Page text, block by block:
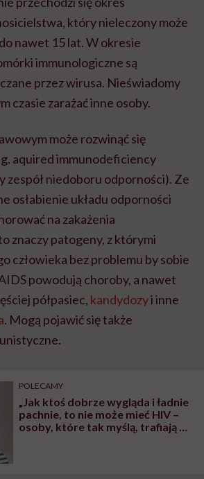
który nieleczony może
nawet 15 lat. W okresie
immunologiczne są
przez wirusa. Nieświadomy
czasie zarażać inne osoby.
może rozwinąć się
aquired immunodeficiency
zespół niedoboru odporności). Ze
osłabienie układu odporności
na zakażenia
znaczy patogeny, z którymi
człowieka bez problemu by sobie
powodują choroby, a nawet
półpasiec, kandydozyi inne
. Mogą pojawić się także
POLECAMY
„Jak ktoś dobrze wygląda i ładnie
pachnie, to nie może mieć HIV –
osoby, które tak myślą, trafiają do